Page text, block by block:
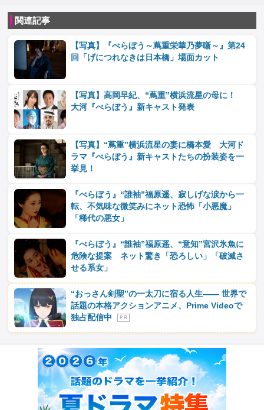
関連記事
【写真】『べらぼう～蔦重栄華乃夢噺～』第24
回「げにつれなきは日本橋」場面カット
【写真】高岡早紀、“蔦重”横浜流星の母に！
大河『べらぼう』新キャスト発表
【写真】“蔦重”横浜流星の妻に橋本愛 大河ド
ラマ『べらぼう』新キャストたちの扮装姿を一
挙見！
『べらぼう』“誰袖”福原遥、寂しげな涙から一
転、不気味な微笑みにネット恐怖「小悪魔」
「稀代の悪女」
『べらぼう』“誰袖”福原遥、“意知”宮沢氷魚に
危険な提案 ネット驚き「恐ろしい」「破滅さ
せる系女」
“おっさん剣聖”の一太刀に宿る人生―― 世界で
話題の本格アクションアニメ、Prime Videoで
独占配信中
P R